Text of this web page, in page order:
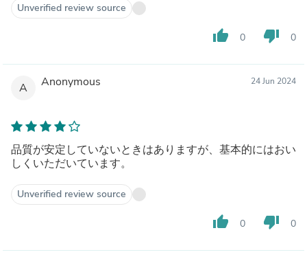
Unverified review source
thumb_up 0 thumb_down 0
A Anonymous 24 Jun 2024
品質が安定していないときはありますが、基本的にはおい
しくいただいています。
Unverified review source
thumb_up 0 thumb_down 0